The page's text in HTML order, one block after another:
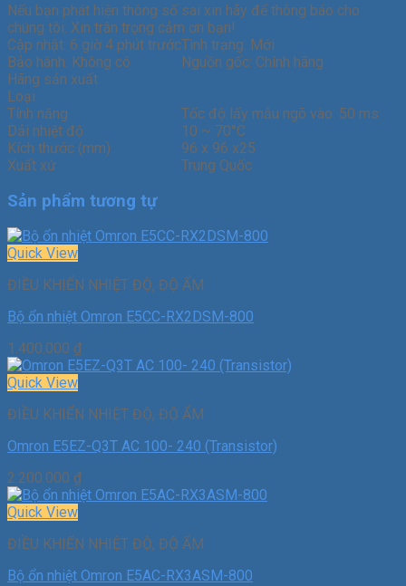
Nếu bạn phát hiện thông số sai xin hãy để thông báo cho
chúng tôi. Xin trân trọng cảm ơn bạn!
Cập nhật: 6 giờ 4 phút trướcTình trạng: Mới
Bảo hành: Không có Nguồn gốc: Chính hãng
Hãng sản xuất
Loại
Tính năng
Tốc độ lấy mẫu ngõ vào: 50 ms
Dải nhiệt độ
10 ~ 70°C
Kích thước (mm)
96 x 96 x25
Xuất xứ
Trung Quốc
Sản phẩm tương tự
Quick View
ĐIỀU KHIỂN NHIỆT ĐỘ, ĐỘ ẨM
Bộ ổn nhiệt Omron E5CC-RX2DSM-800
1.400.000 ₫
Quick View
ĐIỀU KHIỂN NHIỆT ĐỘ, ĐỘ ẨM
Omron E5EZ-Q3T AC 100- 240 (Transistor)
2.200.000 ₫
Quick View
ĐIỀU KHIỂN NHIỆT ĐỘ, ĐỘ ẨM
Bộ ổn nhiệt Omron E5AC-RX3ASM-800